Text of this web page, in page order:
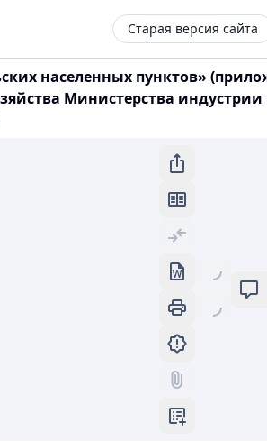
Старая версия сайта
населенных пунктов»
Министерства